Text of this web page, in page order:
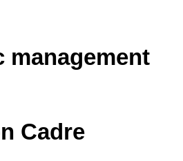
management
Cadre